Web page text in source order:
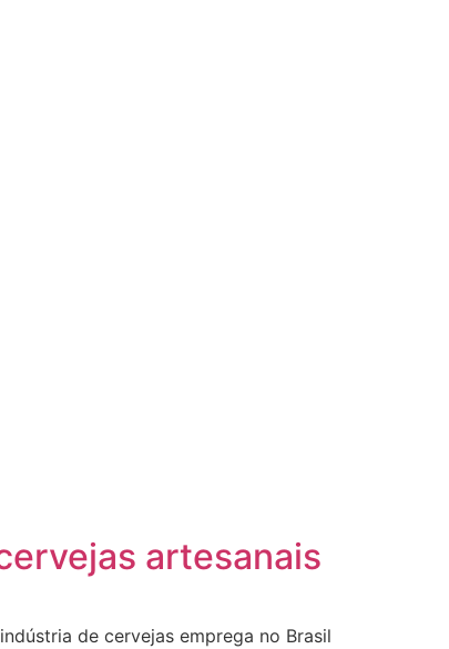
artesanais
de cervejas emprega no Brasil